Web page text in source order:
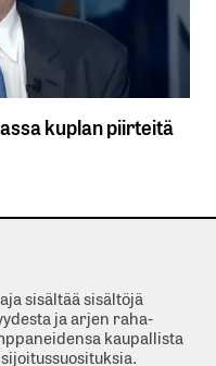
kuplan piirteitä
sisältää sisältöjä
ja arjen raha-
kaupallista